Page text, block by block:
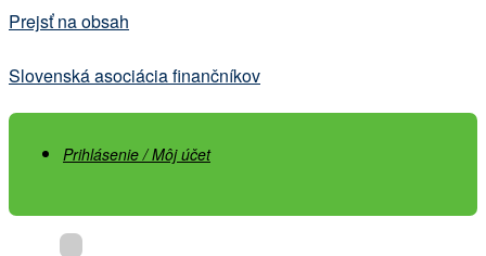
Prejsť na obsah
Slovenská asociácia finančníkov
Prihlásenie / Môj účet